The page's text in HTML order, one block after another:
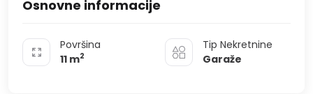
Osnovne informacije
Površina
11 m2
Tip Nekretnine
Garaže